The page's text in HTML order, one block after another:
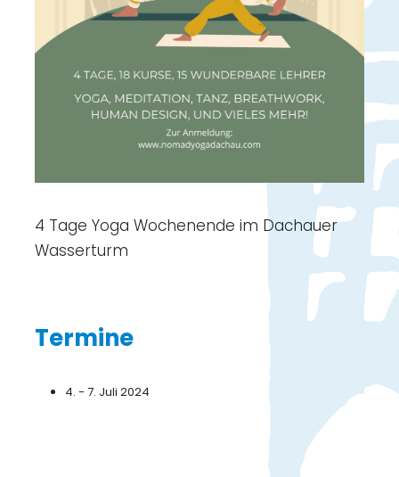
4 Tage Yoga Wochenende im Dachauer
Wasserturm
Termine
4. - 7. Juli 2024